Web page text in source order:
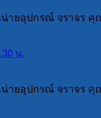
ายอุปกรณ์ จราจร
น.
ายอุปกรณ์ จราจร